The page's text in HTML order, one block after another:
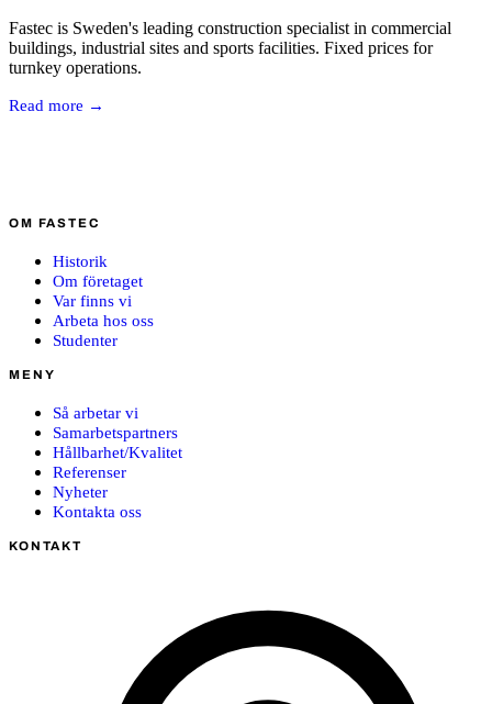
Fastec is Sweden's leading construction specialist in commercial
buildings, industrial sites and sports facilities. Fixed prices for
turnkey operations.
Read more →
OM FASTEC
Historik
Om företaget
Var finns vi
Arbeta hos oss
Studenter
MENY
Så arbetar vi
Samarbetspartners
Hållbarhet/Kvalitet
Referenser
Nyheter
Kontakta oss
KONTAKT